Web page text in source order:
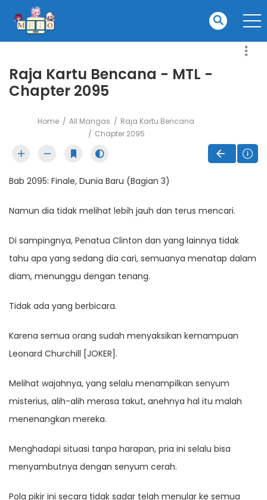
Raja Kartu Bencana - MTL -
Chapter 2095
Home All Mangas
Raja Kartu Bencana
Chapter 2095
Bab 2095: Finale, Dunia Baru (Bagian 3)
Namun dia tidak melihat lebih jauh dan terus mencari.
Di sampingnya, Penatua Clinton dan yang lainnya tidak
tahu apa yang sedang dia cari, semuanya menatap dalam
diam, menunggu dengan tenang.
Tidak ada yang berbicara.
Karena semua orang sudah menyaksikan kemampuan
Leonard Churchill [JOKER].
Melihat wajahnya, yang selalu menampilkan senyum
misterius, alih-alih merasa takut, anehnya hal itu malah
menenangkan mereka.
Menghadapi situasi tanpa harapan, pria ini selalu bisa
menyambutnya dengan senyum cerah.
Pola pikir ini secara tidak sadar telah menular ke semua